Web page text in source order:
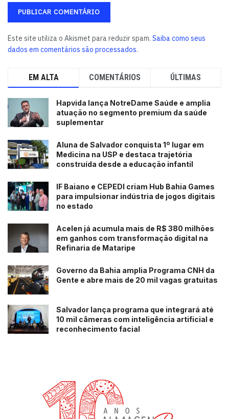
Este site utiliza o Akismet para reduzir spam. Saiba como seus
dados em comentários são processados.
EM ALTA COMENTÁRIOS ÚLTIMAS
Hapvida lança NotreDame Saúde e amplia
atuação no segmento premium da saúde
suplementar
Aluna de Salvador conquista 1º lugar em
Medicina na USP e destaca trajetória
construída desde a educação infantil
IF Baiano e CEPEDI criam Hub Bahia Games
para impulsionar indústria de jogos digitais
no estado
Acelen já acumula mais de R$ 380 milhões
em ganhos com transformação digital na
Refinaria de Mataripe
Governo da Bahia amplia Programa CNH da
Gente e abre mais de 20 mil vagas gratuitas
Salvador lança programa que integrará até
10 mil câmeras com inteligência artificial e
reconhecimento facial